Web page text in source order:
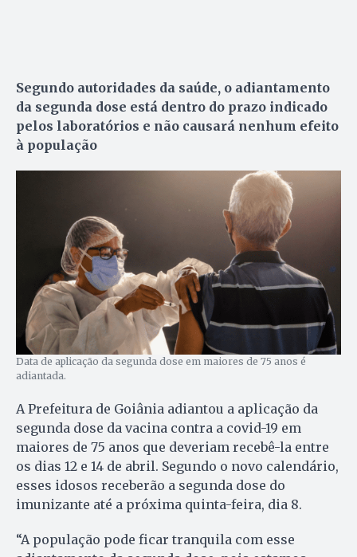
Segundo autoridades da saúde, o adiantamento
da segunda dose está dentro do prazo indicado
pelos laboratórios e não causará nenhum efeito
à população
Data de aplicação da segunda dose em maiores de 75 anos é
adiantada.
A Prefeitura de Goiânia adiantou a aplicação da
segunda dose da vacina contra a covid-19 em
maiores de 75 anos que deveriam recebê-la entre
os dias 12 e 14 de abril. Segundo o novo calendário,
esses idosos receberão a segunda dose do
imunizante até a próxima quinta-feira, dia 8.
“A população pode ficar tranquila com esse